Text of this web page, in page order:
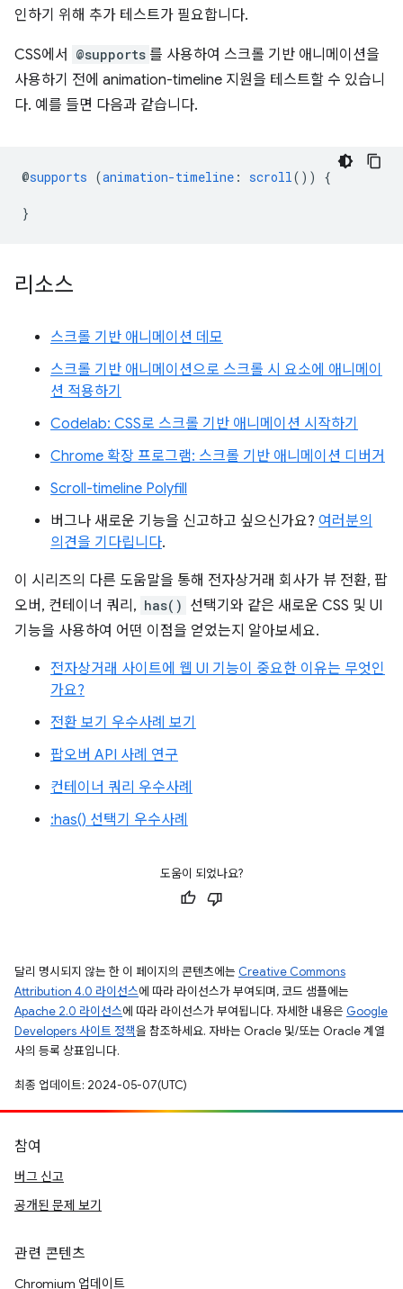
인하기 위해 추가 테스트가 필요합니다.
CSS에서 @supports 를 사용하여 스크롤 기반 애니메이션을
사용하기 전에 animation-timeline 지원을 테스트할 수 있습니
다. 예를 들면 다음과 같습니다.
@supports (animation-timeline : scroll ()) {
}
리소스
스크롤 기반 애니메이션 데모
스크롤 기반 애니메이션으로 스크롤 시 요소에 애니메이
션 적용하기
Codelab: CSS로 스크롤 기반 애니메이션 시작하기
Chrome 확장 프로그램: 스크롤 기반 애니메이션 디버거
Scroll-timeline Polyfill
버그나 새로운 기능을 신고하고 싶으신가요? 여러분의
의견을 기다립니다.
이 시리즈의 다른 도움말을 통해 전자상거래 회사가 뷰 전환, 팝
오버, 컨테이너 쿼리, has() 선택기와 같은 새로운 CSS 및 UI
기능을 사용하여 어떤 이점을 얻었는지 알아보세요.
전자상거래 사이트에 웹 UI 기능이 중요한 이유는 무엇인
가요?
전환 보기 우수사례 보기
팝오버 API 사례 연구
컨테이너 쿼리 우수사례
:has() 선택기 우수사례
도움이 되었나요?
달리 명시되지 않는 한 이 페이지의 콘텐츠에는 Creative Commons
Attribution 4.0 라이선스에 따라 라이선스가 부여되며, 코드 샘플에는
Apache 2.0 라이선스에 따라 라이선스가 부여됩니다. 자세한 내용은 Google
Developers 사이트 정책을 참조하세요. 자바는 Oracle 및/또는 Oracle 계열
사의 등록 상표입니다.
최종 업데이트: 2024-05-07(UTC)
참여
버그 신고
공개된 문제 보기
관련 콘텐츠
Chromium 업데이트